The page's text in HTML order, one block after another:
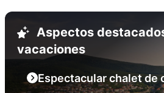
Aspectos
vacaciones
Espectacular chalet de